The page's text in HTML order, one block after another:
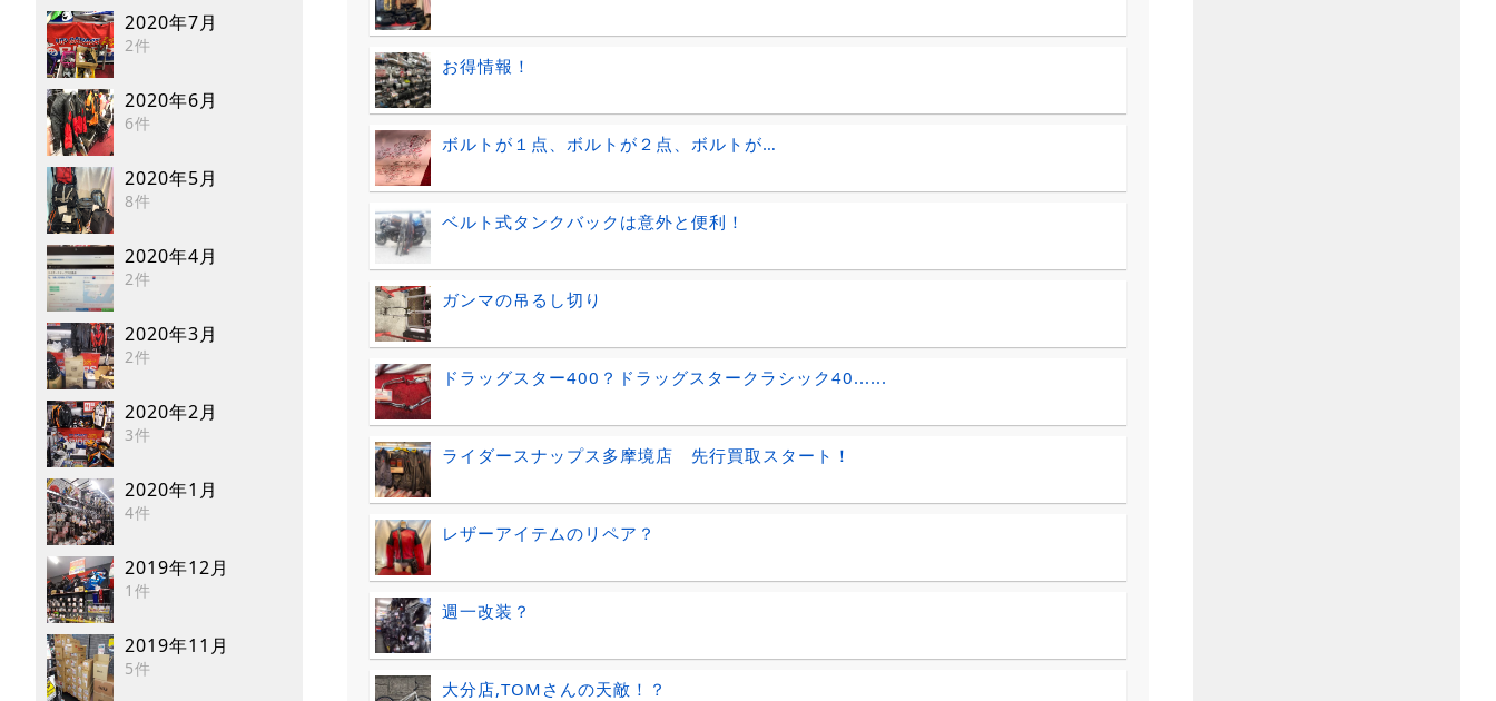
2020年7月
2件
2020年6月
6件
2020年5月
8件
2020年4月
2件
2020年3月
2件
2020年2月
3件
2020年1月
4件
2019年12月
1件
2019年11月
5件
お得情報！
ボルトが１点、ボルトが２点、ボルトが…
ベルト式タンクバックは意外と便利！
ガンマの吊るし切り
ドラッグスター400？ドラッグスタークラシック40......
ライダースナップス多摩境店 先行買取スタート！
レザーアイテムのリペア？
週一改装？
大分店,TOMさんの天敵！？